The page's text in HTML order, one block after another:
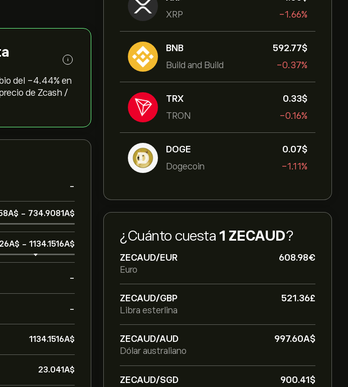
XRP
-1.66%
BNB
Build and Build
592.77‎$‎
-0.37%
TRX
TRON
0.33‎$‎
-0.16%
DOGE
Dogecoin
0.07‎$‎
-1.11%
¿Cuánto cuesta 1 ZECAUD?
ZECAUD/EUR
608.98‎€‎
Euro
ZECAUD/GBP
521.36‎£‎
Libra esterlina
ZECAUD/AUD
997.60‎A$‎
Dólar australiano
ZECAUD/SGD
900.41‎$‎
i
del ‎-4.44‎% en
de Zcash /
-
- 734.9081‎A$‎
- 1134.1516‎A$‎
-
-
1134.1516‎A$‎
23.041‎A$‎